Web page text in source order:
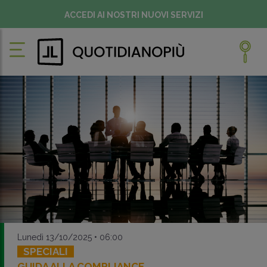
ACCEDI AI NOSTRI NUOVI SERVIZI
Lunedì 13/10/2025 • 06:00
SPECIALI